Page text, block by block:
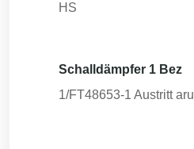
HS
Schalldämpfer 1 Bez
1/FT48653-1 Austritt aru